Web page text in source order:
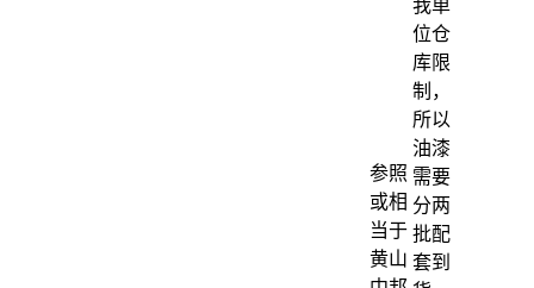
参照
或相
当于
黄山
我单
位仓
库限
制，
所以
油漆
需要
分两
批配
套到